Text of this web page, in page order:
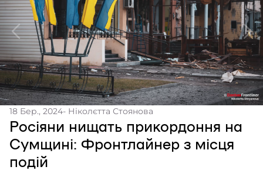
18 Бер., 2024- Ніколєтта Стоянова
Росіяни нищать прикордоння на
Сумщині: Фронтлайнер з місця
подій